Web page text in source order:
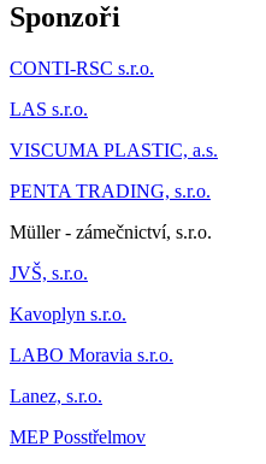
Sponzoři
CONTI-RSC s.r.o.
LAS s.r.o.
VISCUMA PLASTIC, a.s.
PENTA TRADING, s.r.o.
Müller - zámečnictví, s.r.o.
JVŠ, s.r.o.
Kavoplyn s.r.o.
LABO Moravia s.r.o.
Lanez, s.r.o.
MEP Posstřelmov